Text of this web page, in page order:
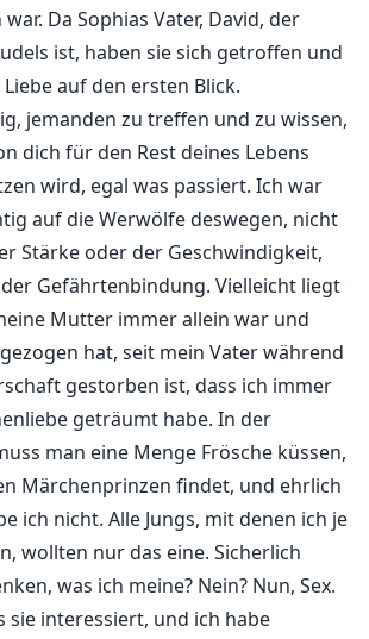
Da Sophias Vater, David, der
ist, haben sie sich getroffen und
auf den ersten Blick.
jemanden zu treffen und zu wissen,
dich für den Rest deines Lebens
wird, egal was passiert. Ich war
auf die Werwölfe deswegen, nicht
Stärke oder der Geschwindigkeit,
Gefährtenbindung. Vielleicht liegt
Mutter immer allein war und
hat, seit mein Vater während
gestorben ist, dass ich immer
geträumt habe. In der
man eine Menge Frösche küssen,
Märchenprinzen findet, und ehrlich
ich nicht. Alle Jungs, mit denen ich je
wollten nur das eine. Sicherlich
was ich meine? Nein? Nun, Sex.
sie interessiert, und ich habe